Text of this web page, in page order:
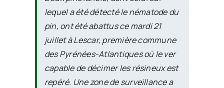
lequel a été détecté le nématode du
pin, ont été abattus ce mardi 21
juillet à Lescar, première commune
des Pyrénées-Atlantiques où le ver
capable de décimer les résineux est
repéré. Une zone de surveillance a